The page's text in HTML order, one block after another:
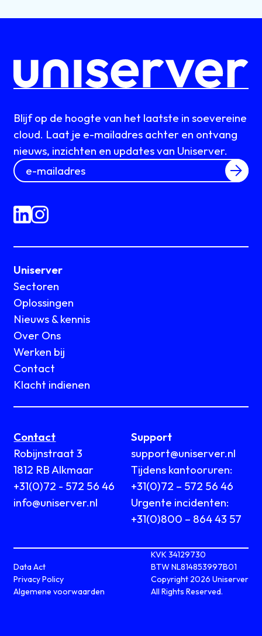
Blijf op de hoogte van het laatste in soevereine
cloud. Laat je e-mailadres achter en ontvang
nieuws, inzichten en updates van Uniserver.
Uniserver
Sectoren
Oplossingen
Nieuws & kennis
Over Ons
Werken bij
Contact
Klacht indienen
Contact
Robijnstraat 3
1812 RB Alkmaar
+31(0)72 - 572 56 46
info@uniserver.nl
Support
support@uniserver.nl
Tijdens kantooruren:
+31(0)72 – 572 56 46
Urgente incidenten:
+31(0)800 – 864 43 57
Data Act
Privacy Policy
Algemene voorwaarden
KVK 34129730
BTW NL814853997B01
Copyright 2026 Uniserver
All Rights Reserved.